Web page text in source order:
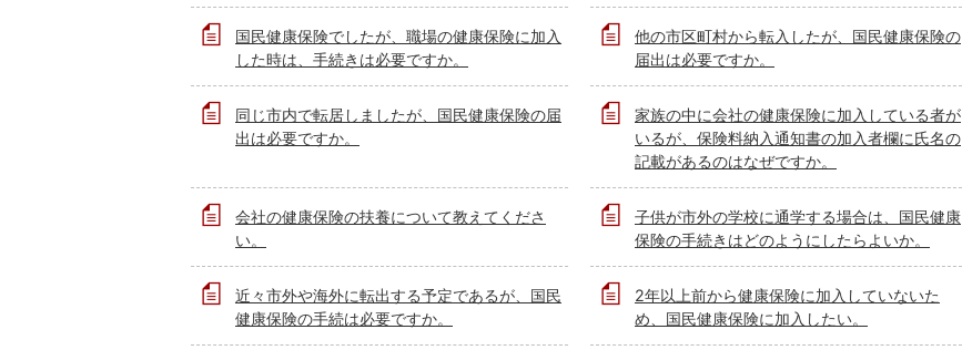
国民健康保険でしたが、職場の健康保険に加入
した時は、手続きは必要ですか。
他の市区町村から転入したが、国民健康保険の
届出は必要ですか。
同じ市内で転居しましたが、国民健康保険の届
出は必要ですか。
家族の中に会社の健康保険に加入している者が
いるが、保険料納入通知書の加入者欄に氏名の
記載があるのはなぜですか。
会社の健康保険の扶養について教えてくださ
い。
子供が市外の学校に通学する場合は、国民健康
保険の手続きはどのようにしたらよいか。
近々市外や海外に転出する予定であるが、国民
健康保険の手続は必要ですか。
2年以上前から健康保険に加入していないた
め、国民健康保険に加入したい。